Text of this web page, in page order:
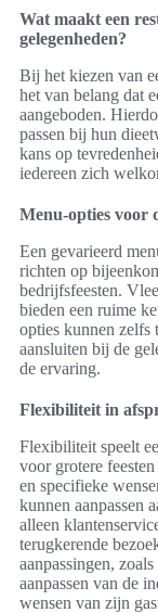
Wat maakt een
gelegenheden?
Bij het kiezen van
het van belang dat
aangeboden.
passen bij hun
kans op
iedereen zich
Menu-opties voor
Een gevarieerd
richten op
bedrijfsfeesten.
bieden een ruime
opties kunnen zelfs
aansluiten bij de
de ervaring.
Flexibiliteit in
Flexibiliteit speelt
voor grotere
en specifieke
kunnen aanpassen
alleen
terugkerende
aanpassingen,
aanpassen van de
wensen van zijn